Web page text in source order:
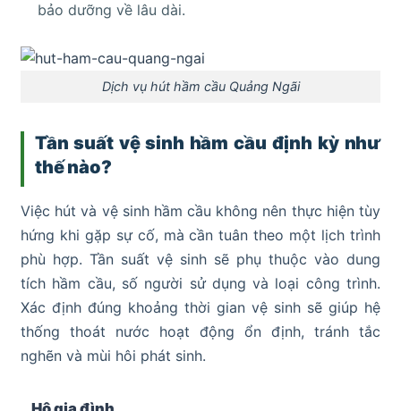
bảo dưỡng về lâu dài.
Dịch vụ hút hầm cầu Quảng Ngãi
Tần suất vệ sinh hầm cầu định kỳ như
thế nào?
Việc hút và vệ sinh hầm cầu không nên thực hiện tùy
hứng khi gặp sự cố, mà cần tuân theo một lịch trình
phù hợp. Tần suất vệ sinh sẽ phụ thuộc vào dung
tích hầm cầu, số người sử dụng và loại công trình.
Xác định đúng khoảng thời gian vệ sinh sẽ giúp hệ
thống thoát nước hoạt động ổn định, tránh tắc
nghẽn và mùi hôi phát sinh.